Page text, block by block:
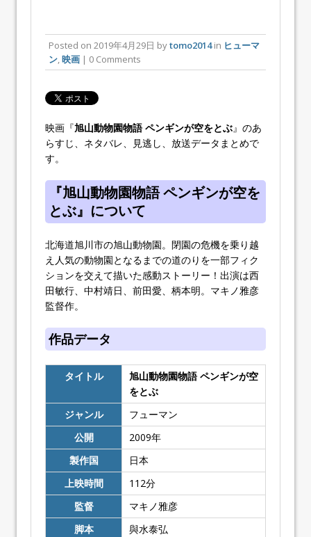
Posted on 2019年4月29日 bytomo2014in ヒューマ
ン 映画 | 0 Comments
映画『旭山動物園物語 ペンギンが空をとぶ』のあ
らすじ、ネタバレ、見逃し、放送データまとめで
す。
『旭山動物園物語 ペンギンが空を
とぶ』について
北海道旭川市の旭山動物園。閉園の危機を乗り越
え人気の動物園となるまでの道のりを一部フィク
ションを交えて描いた感動ストーリー！出演は西
田敏行、中村靖日、前田愛、柄本明。マキノ雅彦
監督作。
作品データ
タイトル
旭山動物園物語 ペンギンが空
をとぶ
ジャンル
フューマン
公開
2009年
製作国
日本
上映時間
112分
監督
マキノ雅彦
脚本
與水泰弘